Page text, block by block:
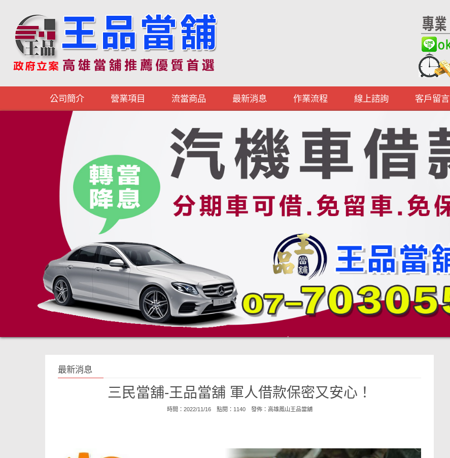
公司簡介 營業項目 流當商品 最新消息 作業流程 線上諮詢 客戶留言
最新消息
三民當舖-王品當舖 軍人借款保密又安心！
時間：2022/11/16 點閱：1140 發佈： 高雄鳳山王品當舖